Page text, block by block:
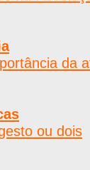
da
ou dois